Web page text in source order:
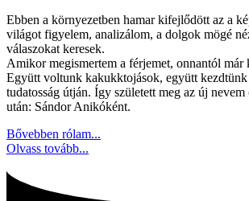
Ebben a környezetben hamar kifejlődött az a
világot figyelem, analizálom, a dolgok mögé
válaszokat keresek.
Amikor megismertem a férjemet, onnantól már
Együtt voltunk kakukktojások, együtt kezdtünk
tudatosság útján. Így született meg az új nevem
után: Sándor Anikóként.
Bővebben rólam...
Olvass tovább...